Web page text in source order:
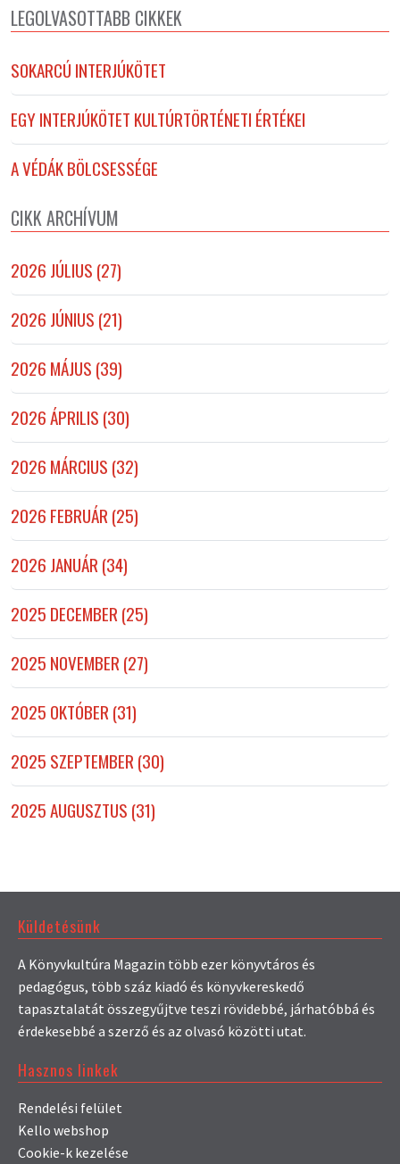
LEGOLVASOTTABB CIKKEK
SOKARCÚ INTERJÚKÖTET
EGY INTERJÚKÖTET KULTÚRTÖRTÉNETI ÉRTÉKEI
A VÉDÁK BÖLCSESSÉGE
CIKK ARCHÍVUM
2026 JÚLIUS (27)
2026 JÚNIUS (21)
2026 MÁJUS (39)
2026 ÁPRILIS (30)
2026 MÁRCIUS (32)
2026 FEBRUÁR (25)
2026 JANUÁR (34)
2025 DECEMBER (25)
2025 NOVEMBER (27)
2025 OKTÓBER (31)
2025 SZEPTEMBER (30)
2025 AUGUSZTUS (31)
Küldetésünk
A Könyvkultúra Magazin több ezer könyvtáros és
pedagógus, több száz kiadó és könyvkereskedő
tapasztalatát összegyűjtve teszi rövidebbé, járhatóbbá és
érdekesebbé a szerző és az olvasó közötti utat.
Hasznos linkek
Rendelési felület
Kello webshop
Cookie-k kezelése